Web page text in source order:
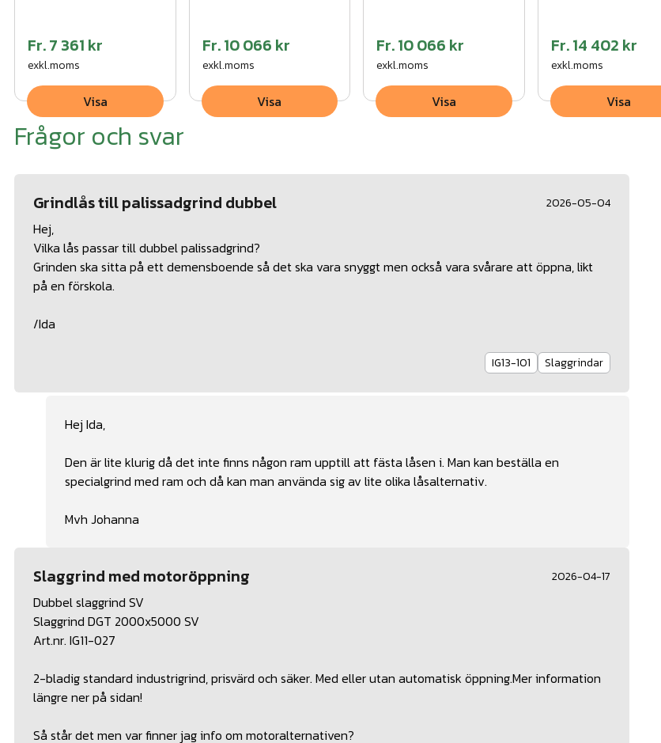
Fr.7 361 kr
exkl.moms
Visa
Fr.10 066 kr
exkl.moms
Visa
Fr.10 066 kr
exkl.moms
Visa
Fr.14 402 kr
exkl.moms
Visa
Frågor och svar
2026-05-04
Grindlås till palissadgrind dubbel
Hej,
Vilka lås passar till dubbel palissadgrind?
Grinden ska sitta på ett demensboende så det ska vara snyggt men också vara svårare att öppna, likt
på en förskola.
/Ida
IG13-101 Slaggrindar
Hej Ida,
Den är lite klurig då det inte finns någon ram upptill att fästa låsen i. Man kan beställa en
specialgrind med ram och då kan man använda sig av lite olika låsalternativ.
Mvh Johanna
2026-04-17
Slaggrind med motoröppning
Dubbel slaggrind SV
Slaggrind DGT 2000x5000 SV
Art.nr. IG11-027
2-bladig standard industrigrind, prisvärd och säker. Med eller utan automatisk öppning.Mer information
längre ner på sidan!
Så står det men var finner jag info om motoralternativen?